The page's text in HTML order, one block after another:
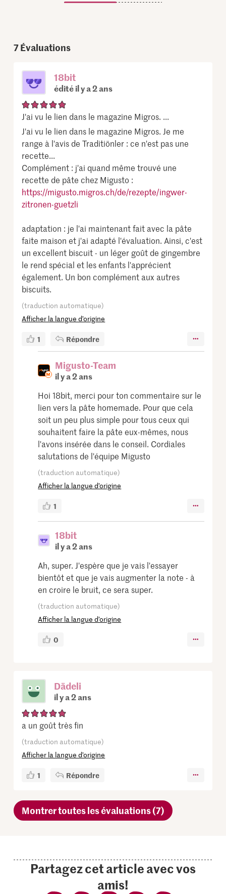
7Évaluations
18bit
édité il y a 2 ans
J'ai vu le lien dans le magazine Migros. ...
J'ai vu le lien dans le magazine Migros. Je me
range à l'avis de Traditiönler : ce n'est pas une
recette...
Complément : j'ai quand même trouvé une
recette de pâte chez Migusto :
https://migusto.migros.ch/de/rezepte/ingwer-
zitronen-guetzli
adaptation : je l'ai maintenant fait avec la pâte
faite maison et j'ai adapté l'évaluation. Ainsi, c'est
un excellent biscuit - un léger goût de gingembre
le rend spécial et les enfants l'apprécient
également. Un bon complément aux autres
biscuits.
(traduction automatique)
Afficher la langue d’origine
1 Répondre
Migusto-Team
il y a 2 ans
Hoi 18bit, merci pour ton commentaire sur le
lien vers la pâte homemade. Pour que cela
soit un peu plus simple pour tous ceux qui
souhaitent faire la pâte eux-mêmes, nous
l'avons insérée dans le conseil. Cordiales
salutations de l'équipe Migusto
(traduction automatique)
Afficher la langue d’origine
1
18bit
il y a 2 ans
Ah, super. J'espère que je vais l'essayer
bientôt et que je vais augmenter la note - à
en croire le bruit, ce sera super.
(traduction automatique)
Afficher la langue d’origine
0
Dädeli
il y a 2 ans
a un goût très fin
(traduction automatique)
Afficher la langue d’origine
1 Répondre
Montrer toutes les évaluations (7)
Partagez cet article avec vos
amis!